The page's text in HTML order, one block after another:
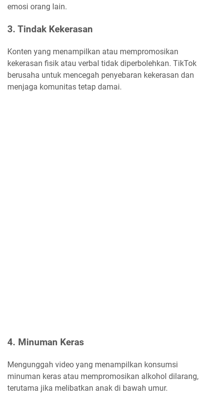
emosi orang lain.
3. Tindak Kekerasan
Konten yang menampilkan atau mempromosikan
kekerasan fisik atau verbal tidak diperbolehkan. TikTok
berusaha untuk mencegah penyebaran kekerasan dan
menjaga komunitas tetap damai.
4. Minuman Keras
Mengunggah video yang menampilkan konsumsi
minuman keras atau mempromosikan alkohol dilarang,
terutama jika melibatkan anak di bawah umur.